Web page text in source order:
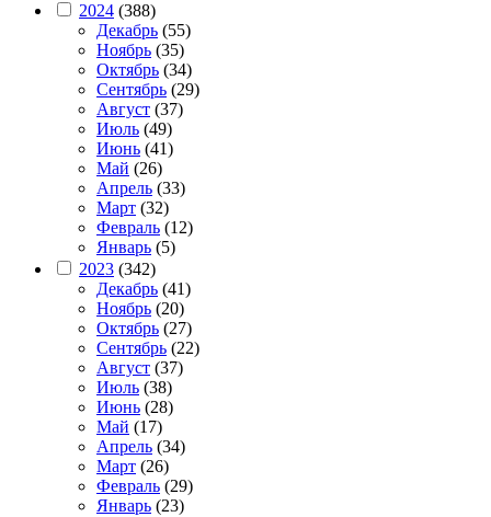
2024 (388)
Декабрь (55)
Ноябрь (35)
Октябрь (34)
Сентябрь (29)
Август (37)
Июль (49)
Июнь (41)
Май (26)
Апрель (33)
Март (32)
Февраль (12)
Январь (5)
2023 (342)
Декабрь (41)
Ноябрь (20)
Октябрь (27)
Сентябрь (22)
Август (37)
Июль (38)
Июнь (28)
Май (17)
Апрель (34)
Март (26)
Февраль (29)
Январь (23)